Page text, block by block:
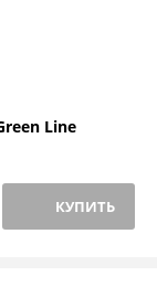
Line
КУПИТЬ